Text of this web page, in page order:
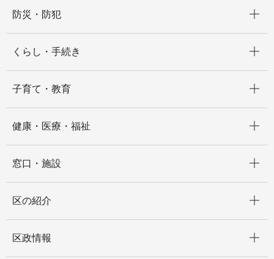
防災・防犯
くらし・手続き
子育て・教育
健康・医療・福祉
窓口・施設
区の紹介
区政情報